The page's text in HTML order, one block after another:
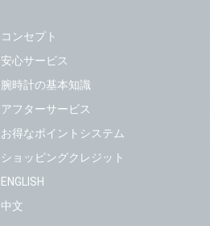
コンセプト
安心サービス
腕時計の基本知識
アフターサービス
お得なポイントシステム
ショッピングクレジット
ENGLISH
中文